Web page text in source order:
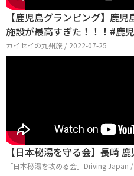
【鹿児島グランピング】鹿
施設が最高すぎた！！！#鹿
カイセイの九州旅 / 2022-07-25
【日本秘湯を守る会】長崎
「日本秘湯を攻める会」Driving Japan